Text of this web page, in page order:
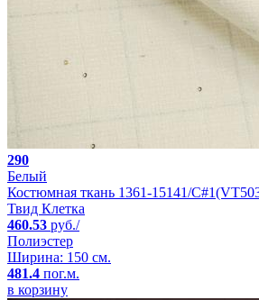
290
Белый
Костюмная ткань 1361-15141/
Твид Клетка
460.53 руб./
Полиэстер
Ширина: 150 см.
481.4 пог.м.
в корзину